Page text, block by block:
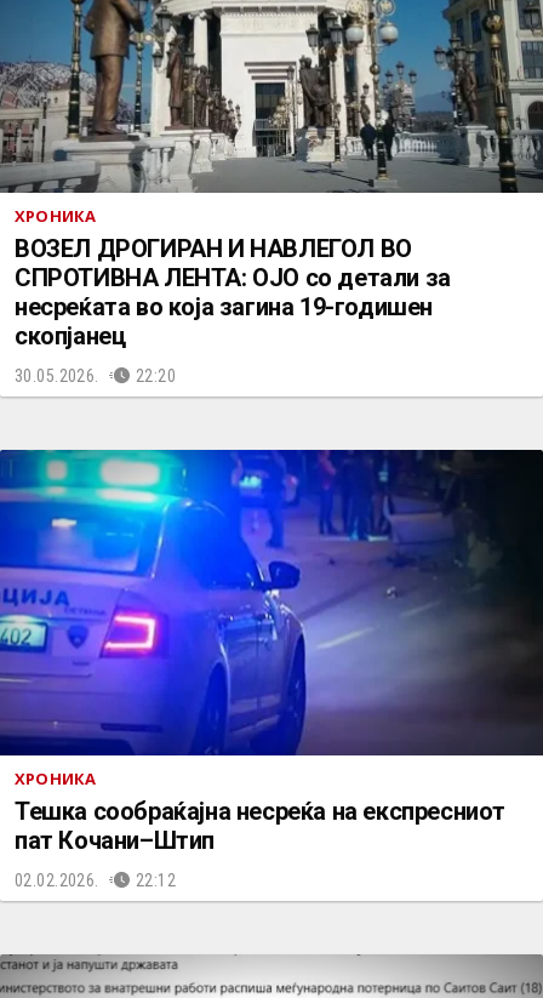
ХРОНИКА
ВОЗЕЛ ДРОГИРАН И НАВЛЕГОЛ ВО
СПРОТИВНА ЛЕНТА: ОЈО со детали за
несреќата во која загина 19-годишен
скопјанец
30.05.2026. 22:20
ХРОНИКА
Тешка сообраќајна несреќа на експресниот
пат Кочани–Штип
02.02.2026. 22:12